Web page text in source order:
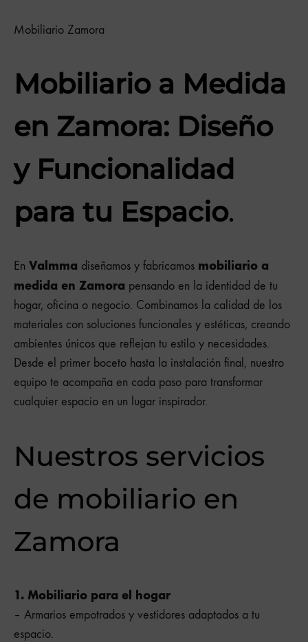
Mobiliario Zamora
Mobiliario a Medida
en Zamora: Diseño
y Funcionalidad
para tu Espacio.
En Valmma diseñamos y fabricamos mobiliario a
medida en Zamora pensando en la identidad de tu
hogar, oficina o negocio. Combinamos la calidad de los
materiales con soluciones funcionales y estéticas, creando
ambientes únicos que reflejan tu estilo y necesidades.
Desde el primer boceto hasta la instalación final, nuestro
equipo te acompaña en cada paso para transformar
cualquier espacio en un lugar inspirador.
Nuestros servicios
de mobiliario en
Zamora
1. Mobiliario para el hogar
– Armarios empotrados y vestidores adaptados a tu
espacio.